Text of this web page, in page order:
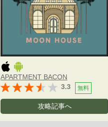
APARTMENT BACON
3.3
無料
攻略記事へ